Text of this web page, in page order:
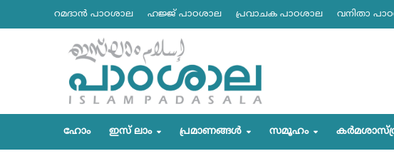
റമദാന്‍ പാഠശാല ഹജ്ജ് പാഠശാല പ്രവാചക പാഠശാല വനിതാ
ഹോം ഇസ് ലാം പ്രമാണങ്ങള്‍ സമൂഹം